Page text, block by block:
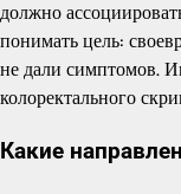
должно
понимать цель:
не дали симптомов.
колоректального
Какие